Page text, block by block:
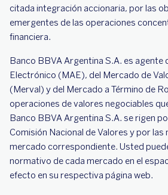
citada integración accionaria, por las
emergentes de las operaciones
financiera.
Banco BBVA Argentina S.A. es agente
Electrónico (MAE), del Mercado de
(Merval) y del Mercado a Término de
operaciones de valores negociables
Banco BBVA Argentina S.A. se rigen
Comisión Nacional de Valores y por
mercado correspondiente. Usted
normativo de cada mercado en el
efecto en su respectiva página web.